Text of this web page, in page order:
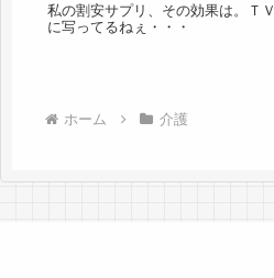
私の割安サプリ、その効果は。ＴＶ
に写ってるねぇ・・・
ホーム 介護